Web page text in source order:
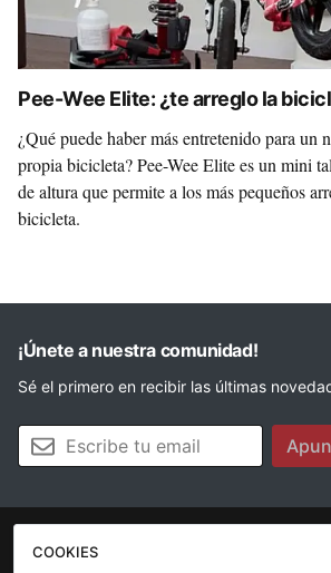
Pee-Wee Elite: ¿te arreglo la
¿Qué puede haber más entretenido para un
propia bicicleta? Pee-Wee Elite es un mini
de altura que permite a los más pequeños
bicicleta.
¡Únete a nuestra comunidad!
Sé el primero en recibir las últimas
Tu email
La revista
COOKIES